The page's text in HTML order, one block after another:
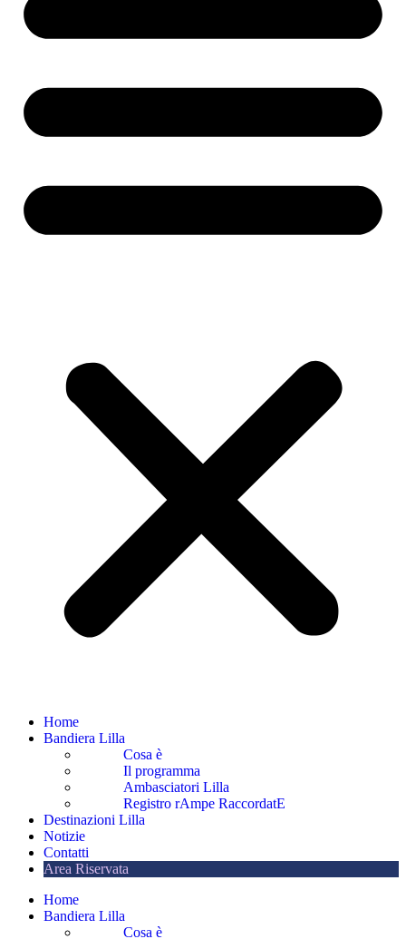
Home
Bandiera Lilla
Cosa è
Il programma
Ambasciatori Lilla
Registro rAmpe RaccordatE
Destinazioni Lilla
Notizie
Contatti
Area Riservata
Home
Bandiera Lilla
Cosa è